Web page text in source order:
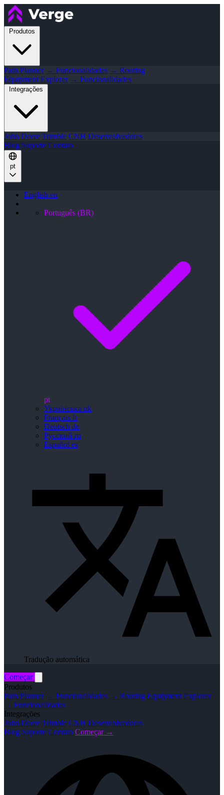
Produtos
Path Planner → Funcionalidades → Routing
Equipment Explorer → Funcionalidades
Integrações
John Deere Trimble CNH Desenvolvedores
Blog Suporte Contato
pt
English en
Português (BR)
pt
Українська uk
Français fr
Deutsch de
Русский ru
Español es
Tradução automática
Começar
Produtos
Path Planner → Funcionalidades → Routing Equipment Explorer
→ Funcionalidades
Integrações
John Deere Trimble CNH Desenvolvedores
Blog Suporte Contato Começar →